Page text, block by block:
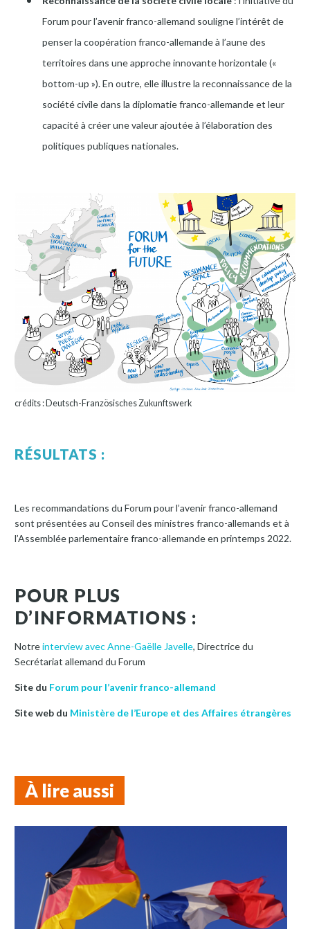
Forum pour l’avenir franco-allemand souligne l’intérêt de
penser la coopération franco-allemande à l’aune des
territoires dans une approche innovante horizontale («
bottom-up »). En outre, elle illustre la reconnaissance de la
société civile dans la diplomatie franco-allemande et leur
capacité à créer une valeur ajoutée à l’élaboration des
politiques publiques nationales.
crédits : Deutsch-Französisches Zukunftswerk
RÉSULTATS :
Les recommandations du Forum pour l’avenir franco-allemand
sont présentées au Conseil des ministres franco-allemands et à
l’Assemblée parlementaire franco-allemande en printemps 2022.
POUR PLUS
D’INFORMATIONS :
Notreinterview avec Anne-Gaëlle Javelle, Directrice du
Secrétariat allemand du Forum
Site du Forum pour l’avenir franco-allemand
Site web du Ministère de l’Europe et des Affaires étrangères
À lire aussi